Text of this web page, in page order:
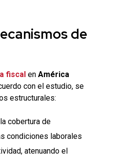
de
fiscalen América
con el estudio, se
estructurales:
cobertura de
condiciones laborales
atenuando el